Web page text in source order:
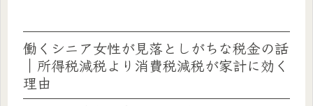
働くシニア女性が見落としがちな税金の話
｜所得税減税より消費税減税が家計に効く
理由